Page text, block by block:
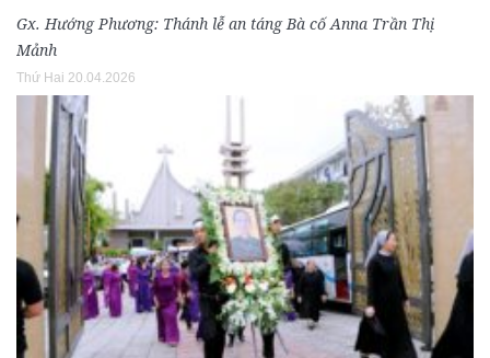
Gx. Hướng Phương: Thánh lễ an táng Bà cố Anna Trần Thị
Mảnh
Thứ Hai 20.04.2026